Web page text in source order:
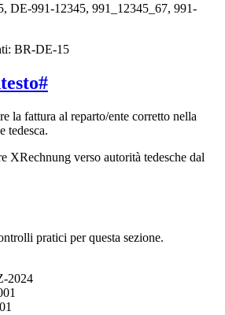
DE-991-12345, 991_12345_67, 991-
BR-DE-15
#
la fattura al reparto/ente corretto nella
tedesca.
XRechnung verso autorità tedesche dal
pratici per questa sezione.
2024